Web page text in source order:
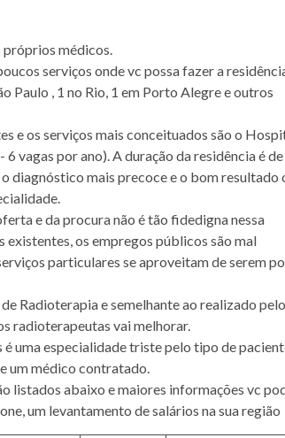
próprios médicos.
serviços onde vc possa fazer a
Paulo , 1 no Rio, 1 em Porto Alegre e outros
e os serviços mais conceituados são o
vagas por ano). A duração da residência é de
diagnóstico mais precoce e o bom
e da procura não é tão fidedigna nessa
os empregos públicos são mal
particulares se aproveitam de serem
Radioterapia e semelhante ao realizado
radioterapeutas vai melhorar.
uma especialidade triste pelo tipo de
um médico contratado.
listados abaixo e maiores informações vc
um levantamento de salários na sua região